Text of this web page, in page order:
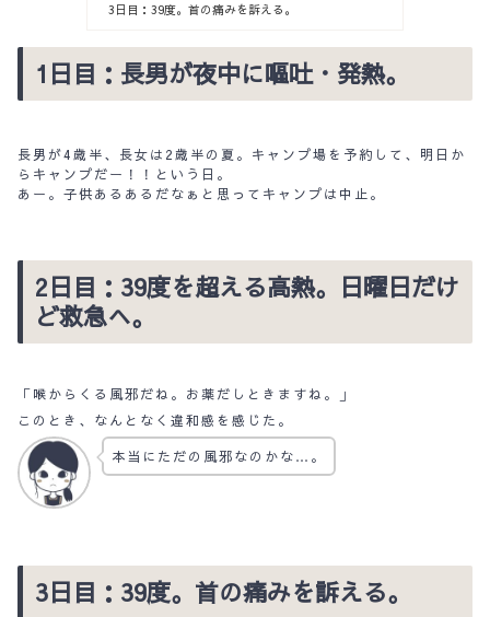
3日目：39度。首の痛みを訴える。
1日目：長男が夜中に嘔吐・発熱。
長男が4歳半、長女は2歳半の夏。キャンプ場を予約して、明日か
らキャンプだー！！という日。
あー。子供あるあるだなぁと思ってキャンプは中止。
2日目：39度を超える高熱。日曜日だけ
ど救急へ。
「喉からくる風邪だね。お薬だしときますね。」
このとき、なんとなく違和感を感じた。
本当にただの風邪なのかな…。
3日目：39度。首の痛みを訴える。